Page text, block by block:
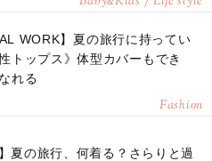
WORK】夏の旅行に持ってい
トップス》体型カバーもでき
れる
Fashion
夏の旅行、何着る？さらりと過